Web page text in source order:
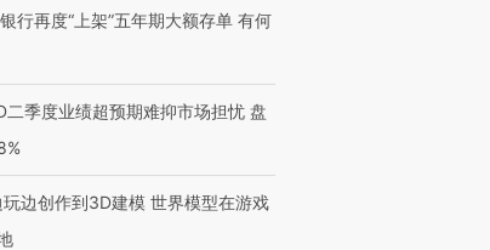
行再度“上架”五年期大额存单 有何
二季度业绩超预期难抑市场担忧 盘
玩边创作到3D建模 世界模型在游戏